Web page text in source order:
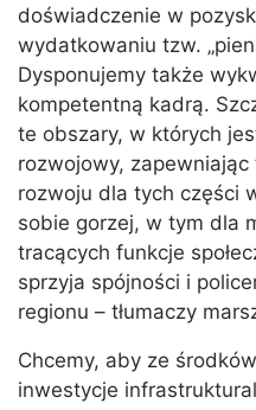
doświadczenie w
wydatkowaniu tzw.
Dysponujemy także
kompetentną kadrą.
te obszary, w których
rozwojowy,
rozwoju dla tych części
sobie gorzej, w tym dla
tracących funkcje
sprzyja spójności i
regionu – tłumaczy
Chcemy, aby ze
inwestycje